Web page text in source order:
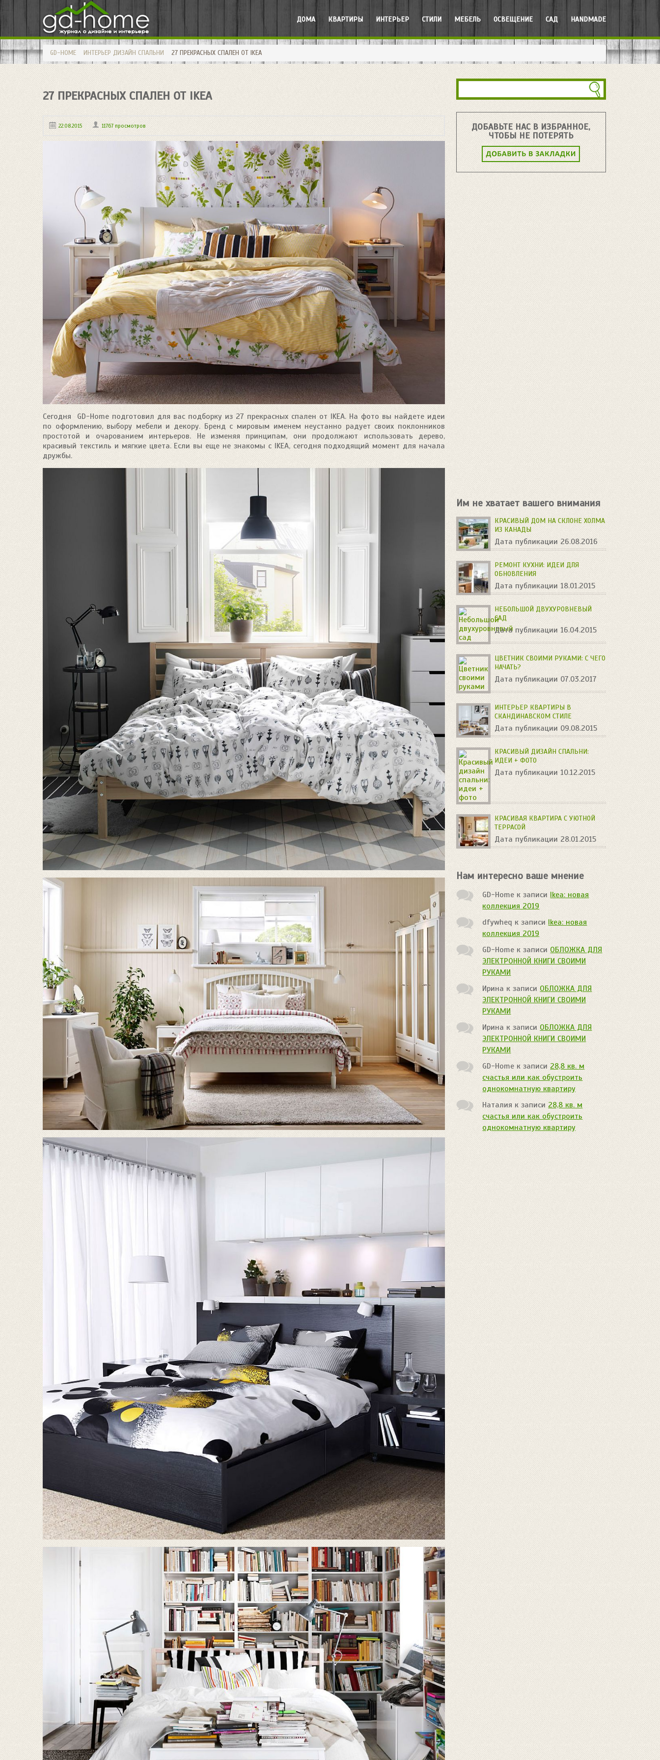
ДОМА КВАРТИРЫ ИНТЕРЬЕР СТИЛИ МЕБЕЛЬ ОСВЕЩЕНИЕ САД HANDMADE
GD-HOME ИНТЕРЬЕР ДИЗАЙН СПАЛЬНИ 27 ПРЕКРАСНЫХ СПАЛЕН ОТ IKEA
27 ПРЕКРАСНЫХ СПАЛЕН ОТ IKEA
22.08.2015 11767 просмотров
Сегодня GD-Home подготовил для вас подборку из 27 прекрасных спален от IKEA. На фото вы найдете идеи
по оформлению, выбору мебели и декору. Бренд с мировым именем неустанно радует своих поклонников
простотой и очарованием интерьеров. Не изменяя принципам, они продолжают использовать дерево,
красивый текстиль и мягкие цвета. Если вы еще не знакомы с IKEA, сегодня подходящий момент для начала
дружбы.
ДОБАВЬТЕ НАС В ИЗБРАННОЕ,
ЧТОБЫ НЕ ПОТЕРЯТЬ
Им не хватает вашего внимания
КРАСИВЫЙ ДОМ НА СКЛОНЕ ХОЛМА
ИЗ КАНАДЫ
Дата публикации 26.08.2016
РЕМОНТ КУХНИ: ИДЕИ ДЛЯ
ОБНОВЛЕНИЯ
Дата публикации 18.01.2015
НЕБОЛЬШОЙ ДВУХУРОВНЕВЫЙ
САД
Дата публикации 16.04.2015
ЦВЕТНИК СВОИМИ РУКАМИ: С ЧЕГО
НАЧАТЬ?
Дата публикации 07.03.2017
ИНТЕРЬЕР КВАРТИРЫ В
СКАНДИНАВСКОМ СТИЛЕ
Дата публикации 09.08.2015
КРАСИВЫЙ ДИЗАЙН СПАЛЬНИ:
ИДЕИ + ФОТО
Дата публикации 10.12.2015
КРАСИВАЯ КВАРТИРА С УЮТНОЙ
ТЕРРАСОЙ
Дата публикации 28.01.2015
Нам интересно ваше мнение
GD-Homeк записиIkea: новая
коллекция 2019
dfywheqк записи Ikea: новая
коллекция 2019
GD-Homeк записи ОБЛОЖКА ДЛЯ
ЭЛЕКТРОННОЙ КНИГИ СВОИМИ
РУКАМИ
Ирина к записиОБЛОЖКА ДЛЯ
ЭЛЕКТРОННОЙ КНИГИ СВОИМИ
РУКАМИ
Иринак записи ОБЛОЖКА ДЛЯ
ЭЛЕКТРОННОЙ КНИГИ СВОИМИ
РУКАМИ
GD-Homeк записи28,8 кв. м
счастья или как обустроить
однокомнатную квартиру
Наталияк записи28,8 кв. м
счастья или как обустроить
однокомнатную квартиру